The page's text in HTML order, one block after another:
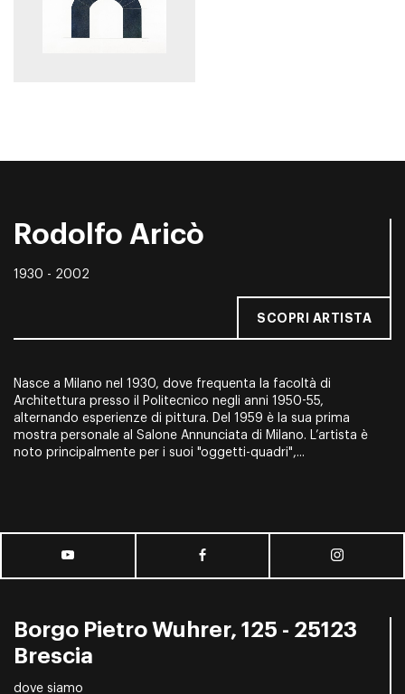
Rodolfo Aricò
1930 - 2002
SCOPRI ARTISTA
Nasce a Milano nel 1930, dove frequenta la facoltà di
Architettura presso il Politecnico negli anni 1950-55,
alternando esperienze di pittura. Del 1959 è la sua prima
mostra personale al Salone Annunciata di Milano. L’artista è
noto principalmente per i suoi "oggetti-quadri",...
Borgo Pietro Wuhrer, 125 - 25123
Brescia
dove siamo